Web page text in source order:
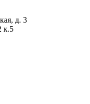
д. 3
к.5